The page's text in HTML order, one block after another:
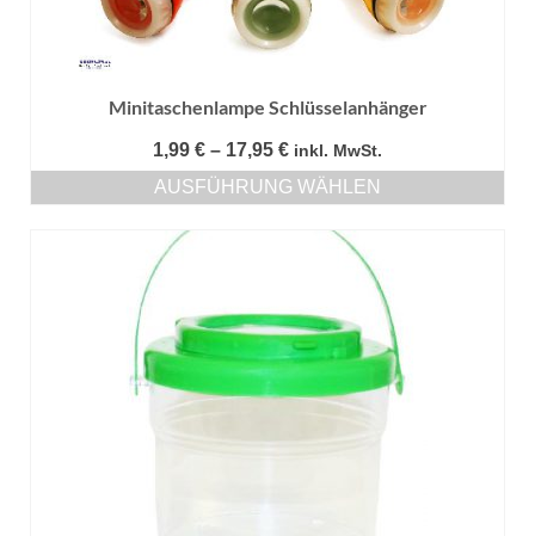
Minitaschenlampe Schlüsselanhänger
1,99 € – 17,95 €Preisspanne:
1,99 €
bis
inkl. MwSt.
AUSFÜHRUNG WÄHLEN
Varianten
auf.
Die
Optionen